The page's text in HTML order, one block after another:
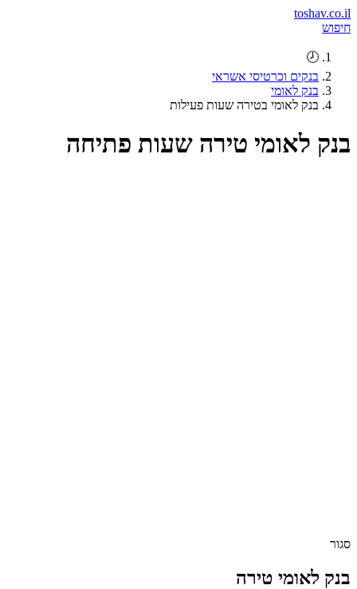
toshav.co.il
חיפוש
🕗
בנקים וכרטיסי אשראי
בנק לאומי
בנק לאומי בטירה שעות פעילות
בנק לאומי טירה שעות פתיחה
סגור
בנק לאומי טירה